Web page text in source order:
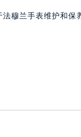
务中心（需提前预约
）
穆兰手表维护和保